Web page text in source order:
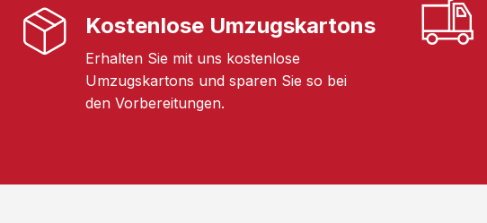
Kostenlose Umzugskartons
Erhalten Sie mit uns kostenlose
Umzugskartons und sparen Sie so bei
den Vorbereitungen.